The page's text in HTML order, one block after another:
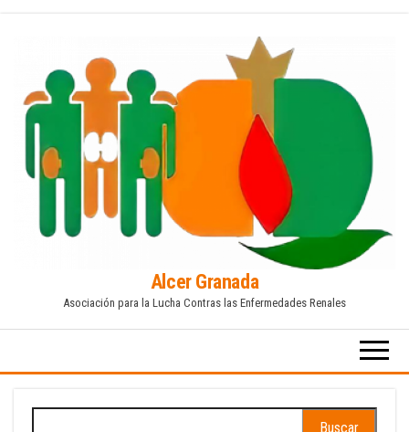
contenido
Alcer Granada
Asociación para la Lucha Contras las Enfermedades Renales